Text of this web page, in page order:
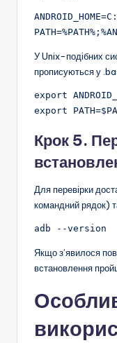
У Unix-подібних
прописуються у
export
Крок 5.
Для перевірки
командний рядок)
Якщо з’явилося
встановлення